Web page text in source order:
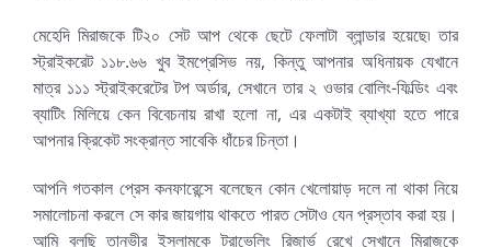
মেহেদি মিরাজকে টি২০ সেট আপ থেকে ছেটে ফেলাটা ব্লান্ডার হয়েছে৷ তার
স্ট্রাইকরেট ১১৮.৬৬ খুব ইমপ্রেসিভ নয়, কিন্তু আপনার অধিনায়ক যেখানে
মাত্র ১১১ স্ট্রাইকরেটের টপ অর্ডার, সেখানে তার ২ ওভার বোলিং-ফিল্ডিং এবং
ব্যাটিং মিলিয়ে কেন বিবেচনায় রাখা হলো না, এর একটাই ব্যাখ্যা হতে পারে
আপনার ক্রিকেট সংক্রান্ত সাবেকি ধাঁচের চিন্তা।
আপনি গতকাল প্রেস কনফারেন্সে বলেছেন কোন খেলোয়াড় দলে না থাকা নিয়ে
সমালোচনা করলে সে কার জায়গায় থাকতে পারত সেটাও যেন প্রস্তাব করা হয়।
আমি বলছি তানভীর ইসলামকে ট্রাভেলিং রিজার্ভ রেখে সেখানে মিরাজকে